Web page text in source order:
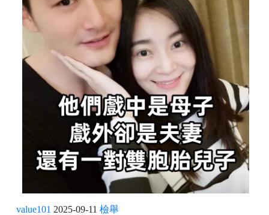
value101 2025-09-11 檢舉